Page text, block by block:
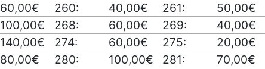
60,00€ 260: 40,00€ 261: 50,00€
100,00€ 268: 60,00€ 269: 40,00€
140,00€ 274: 60,00€ 275: 20,00€
80,00€ 280: 100,00€ 281: 70,00€